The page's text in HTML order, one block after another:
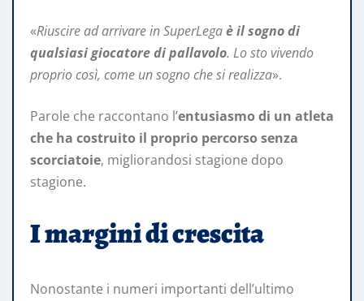
«Riuscire ad arrivare in SuperLegaè il sogno di
qualsiasi giocatore di pallavolo. Lo sto vivendo
proprio così, come un sogno che si realizza».
Parole che raccontano l’entusiasmo di un atleta
che ha costruito il proprio percorso senza
scorciatoie, migliorandosi stagione dopo
stagione.
I margini di crescita
Nonostante i numeri importanti dell’ultimo